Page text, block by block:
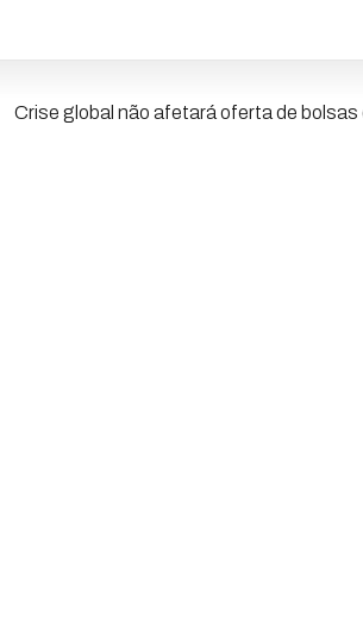
Crise global não afetará oferta de bolsas